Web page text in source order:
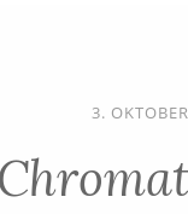
3.